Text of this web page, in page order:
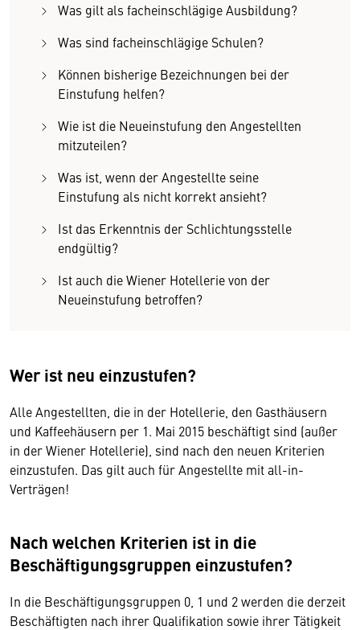
Was gilt als facheinschlägige Ausbildung?
Was sind facheinschlägige Schulen?
Können bisherige Bezeichnungen bei der
Einstufung helfen?
Wie ist die Neueinstufung den Angestellten
mitzuteilen?
Was ist, wenn der Angestellte seine
Einstufung als nicht korrekt ansieht?
Ist das Erkenntnis der Schlichtungsstelle
endgültig?
Ist auch die Wiener Hotellerie von der
Neueinstufung betroffen?
Wer ist neu einzustufen?
Alle Angestellten, die in der Hotellerie, den Gasthäusern
und Kaffeehäusern per 1. Mai 2015 beschäftigt sind (außer
in der Wiener Hotellerie), sind nach den neuen Kriterien
einzustufen. Das gilt auch für Angestellte mit all-in-
Verträgen!
Nach welchen Kriterien ist in die
Beschäftigungsgruppen einzustufen?
In die Beschäftigungsgruppen 0, 1 und 2 werden die derzeit
Beschäftigten nach ihrer Qualifikation sowie ihrer Tätigkeit